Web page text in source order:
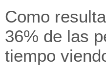
Como
36% de las
tiempo